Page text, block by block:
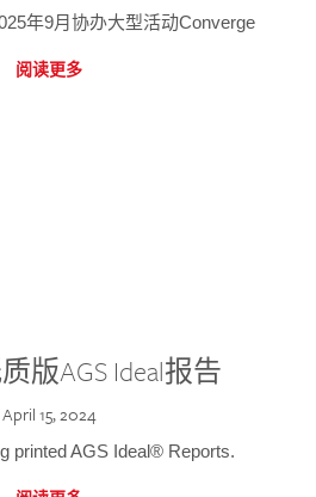
年9月协办大型活动Converge
阅读更多
版AGS Ideal报告
April 15, 2024
printed AGS Ideal® Reports.